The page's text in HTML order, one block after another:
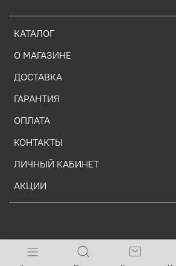
КАТАЛОГ
О МАГАЗИНЕ
ДОСТАВКА
ГАРАНТИЯ
ОПЛАТА
КОНТАКТЫ
ЛИЧНЫЙ КАБИНЕТ
АКЦИИ